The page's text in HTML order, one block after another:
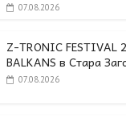
07.08.2026
Z-TRONIC FESTIVAL
BALKANS в Стара
07.08.2026